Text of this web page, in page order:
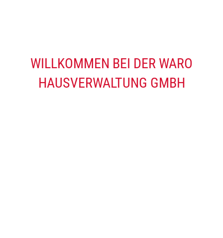
WILLKOMMEN BEI DER WARO
HAUSVERWALTUNG GMBH